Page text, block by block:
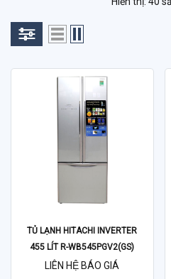
TỦ LẠNH HITACHI INVERTER
455 LÍT R-WB545PGV2(GS)
LIÊN HỆ BÁO GIÁ